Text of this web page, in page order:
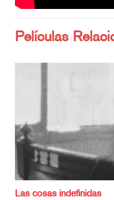
Películas
Las cosas indefinidas